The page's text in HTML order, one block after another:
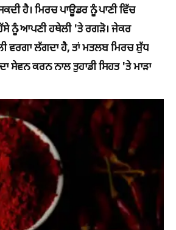
ਹੈ। ਮਿਰਚ ਪਾਊਡਰ ਨੂੰ ਪਾਣੀ ਵਿੱਚ
ਨੂੰ ਆਪਣੀ ਹਥੇਲੀ 'ਤੇ ਰਗੜੋ। ਜੇਕਰ
ਵਰਗਾ ਲੱਗਦਾ ਹੈ, ਤਾਂ ਮਤਲਬ ਮਿਰਚ ਸ਼ੁੱਧ
ਸੇਵਨ ਕਰਨ ਨਾਲ ਤੁਹਾਡੀ ਸਿਹਤ 'ਤੇ ਮਾੜਾ